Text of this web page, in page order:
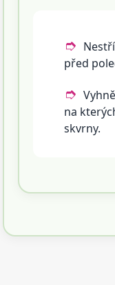
před
na
skvrny.